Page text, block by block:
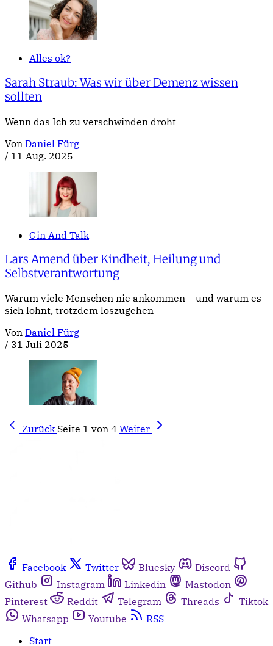
Alles ok?
Sarah Straub: Was wir über Demenz wissen
sollten
Wenn das Ich zu verschwinden droht
Von Daniel Fürg
/ 11 Aug. 2025
Gin And Talk
Lars Amend über Kindheit, Heilung und
Selbstverantwortung
Warum viele Menschen nie ankommen – und warum es
sich lohnt, trotzdem loszugehen
Von Daniel Fürg
/ 31 Juli 2025
Zurück Seite 1 von 4 Weiter
Facebook Twitter Bluesky
Discord
Github
Instagram Linkedin
Mastodon
Pinterest
Reddit Telegram Threads
Tiktok
Whatsapp
Youtube
RSS
Start